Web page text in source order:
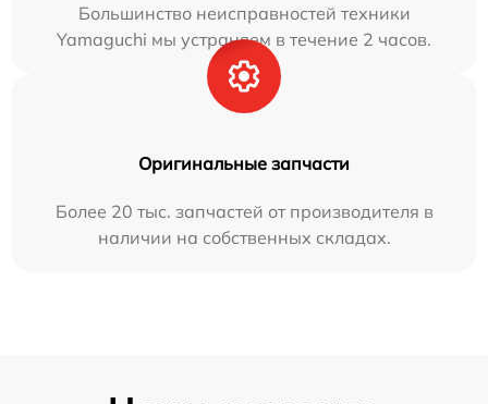
Большинство неисправностей техники
Yamaguchi мы устраняем в течение 2 часов.
Оригинальные запчасти
Более 20 тыс. запчастей от производителя в
наличии на собственных складах.